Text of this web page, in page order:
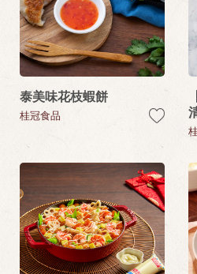
泰美味花枝蝦餅
桂冠食品